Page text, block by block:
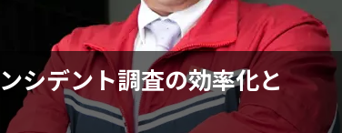
シデント調査の効率化と